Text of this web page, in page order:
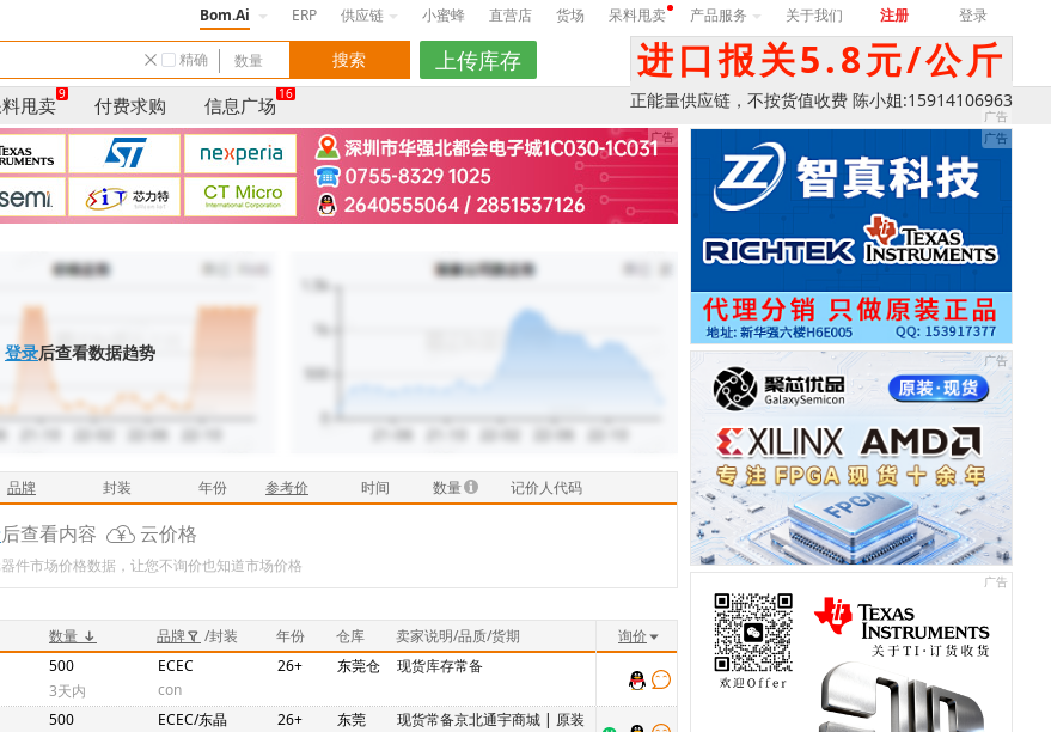
Bom.Ai ERP 供应链 小蜜蜂 直营店 货场 呆料甩卖 产品服务 关于我们 注册 登录
精确 进口报关5.8元/公斤
正能量供应链，不按货值收费 陈小姐:15914106963
甩卖
9
付费求购 信息广场
16
登录后查看数据趋势
品牌 封装 年份 参考价 时间 数量 记价人代码
后查看内容 云价格
件市场价格数据，让您不询价也知道市场价格
数量 品牌 /封装 年份 仓库 卖家说明/品质/货期
询价
500
3天内
ECEC
con
26+ 东莞仓 现货库存常备
500
ECEC/东晶
26+ 东莞 现货常备京北通宇商城 | 原装